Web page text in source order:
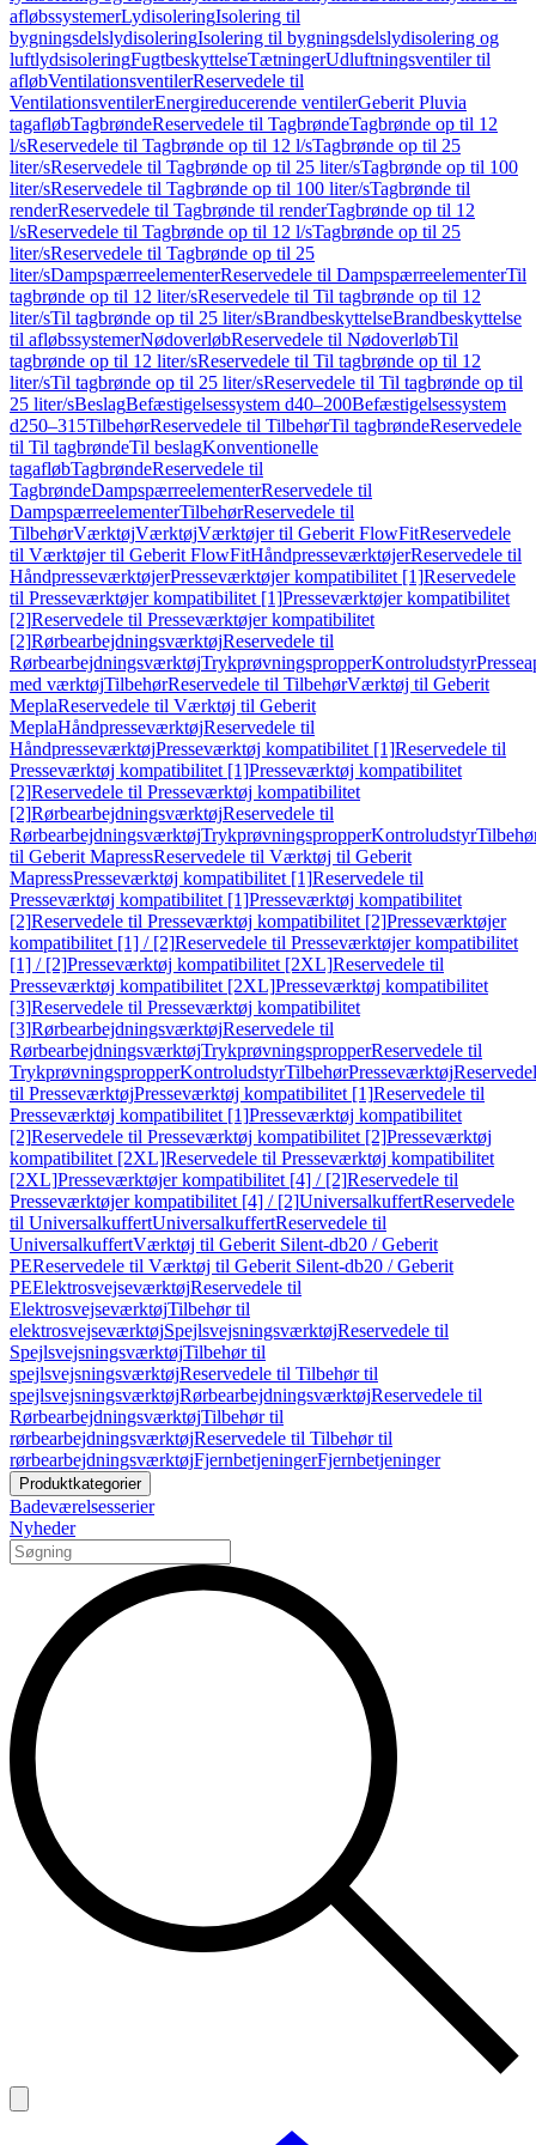
afløbssystemerLydisoleringIsolering til
bygningsdelslydisoleringIsolering til bygningsdelslydisolering og
luftlydsisoleringFugtbeskyttelseTætningerUdluftningsventiler til
afløbVentilationsventilerReservedele til
VentilationsventilerEnergireducerende ventilerGeberit Pluvia
tagafløbTagbrøndeReservedele til TagbrøndeTagbrønde op til 12
l/sReservedele til Tagbrønde op til 12 l/sTagbrønde op til 25
liter/sReservedele til Tagbrønde op til 25 liter/sTagbrønde op til 100
liter/sReservedele til Tagbrønde op til 100 liter/sTagbrønde til
renderReservedele til Tagbrønde til renderTagbrønde op til 12
l/sReservedele til Tagbrønde op til 12 l/sTagbrønde op til 25
liter/sReservedele til Tagbrønde op til 25
liter/sDampspærreelementerReservedele til DampspærreelementerTil
tagbrønde op til 12 liter/sReservedele til Til tagbrønde op til 12
liter/sTil tagbrønde op til 25 liter/sBrandbeskyttelseBrandbeskyttelse
til afløbssystemerNødoverløbReservedele til NødoverløbTil
tagbrønde op til 12 liter/sReservedele til Til tagbrønde op til 12
liter/sTil tagbrønde op til 25 liter/sReservedele til Til tagbrønde op til
25 liter/sBeslagBefæstigelsessystem d40–200Befæstigelsessystem
d250–315TilbehørReservedele til TilbehørTil tagbrøndeReservedele
til Til tagbrøndeTil beslagKonventionelle
tagafløbTagbrøndeReservedele til
TagbrøndeDampspærreelementerReservedele til
DampspærreelementerTilbehørReservedele til
TilbehørVærktøjVærktøjVærktøjer til Geberit FlowFitReservedele
til Værktøjer til Geberit FlowFitHåndpresseværktøjerReservedele til
HåndpresseværktøjerPresseværktøjer kompatibilitet [1]Reservedele
til Presseværktøjer kompatibilitet [1]Presseværktøjer kompatibilitet
[2]Reservedele til Presseværktøjer kompatibilitet
[2]RørbearbejdningsværktøjReservedele til
RørbearbejdningsværktøjTrykprøvningspropperKontroludstyr
med værktøjTilbehørReservedele til TilbehørVærktøj til Geberit
MeplaReservedele til Værktøj til Geberit
MeplaHåndpresseværktøjReservedele til
HåndpresseværktøjPresseværktøj kompatibilitet [1]Reservedele til
Presseværktøj kompatibilitet [1]Presseværktøj kompatibilitet
[2]Reservedele til Presseværktøj kompatibilitet
[2]RørbearbejdningsværktøjReservedele til
RørbearbejdningsværktøjTrykprøvningspropperKontroludstyr
til Geberit MapressReservedele til Værktøj til Geberit
MapressPresseværktøj kompatibilitet [1]Reservedele til
Presseværktøj kompatibilitet [1]Presseværktøj kompatibilitet
[2]Reservedele til Presseværktøj kompatibilitet [2]Presseværktøjer
kompatibilitet [1] / [2]Reservedele til Presseværktøjer kompatibilitet
[1] / [2]Presseværktøj kompatibilitet [2XL]Reservedele til
Presseværktøj kompatibilitet [2XL]Presseværktøj kompatibilitet
[3]Reservedele til Presseværktøj kompatibilitet
[3]RørbearbejdningsværktøjReservedele til
RørbearbejdningsværktøjTrykprøvningspropperReservedele til
TrykprøvningspropperKontroludstyrTilbehørPresseværktøj
til PresseværktøjPresseværktøj kompatibilitet [1]Reservedele til
Presseværktøj kompatibilitet [1]Presseværktøj kompatibilitet
[2]Reservedele til Presseværktøj kompatibilitet [2]Presseværktøj
kompatibilitet [2XL]Reservedele til Presseværktøj kompatibilitet
[2XL]Presseværktøjer kompatibilitet [4] / [2]Reservedele til
Presseværktøjer kompatibilitet [4] / [2]UniversalkuffertReservedele
til UniversalkuffertUniversalkuffertReservedele til
UniversalkuffertVærktøj til Geberit Silent-db20 / Geberit
PEReservedele til Værktøj til Geberit Silent-db20 / Geberit
PEElektrosvejseværktøjReservedele til
ElektrosvejseværktøjTilbehør til
elektrosvejseværktøjSpejlsvejsningsværktøjReservedele til
SpejlsvejsningsværktøjTilbehør til
spejlsvejsningsværktøjReservedele til Tilbehør til
spejlsvejsningsværktøjRørbearbejdningsværktøjReservedele til
RørbearbejdningsværktøjTilbehør til
rørbearbejdningsværktøjReservedele til Tilbehør til
rørbearbejdningsværktøjFjernbetjeningerFjernbetjeninger
Produktkategorier
Badeværelsesserier
Nyheder